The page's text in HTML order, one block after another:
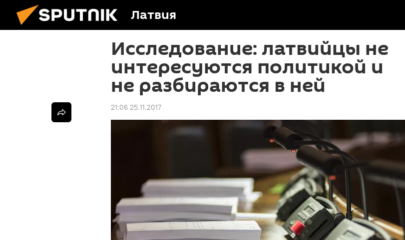
Латвия
Исследование: латвийцы не
интересуются политикой и
не разбираются в ней
21:06 25.11.2017